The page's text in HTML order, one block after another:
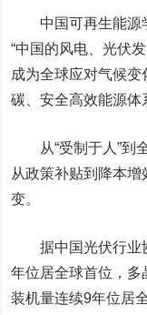
中国可再生能源学
“中国的风电、光伏
成为全球应对气候
碳、安全高效能源体
从“受制于人”到全
从政策补贴到降本
变。
据中国光伏行业
年位居全球首位，多
装机量连续9年位居